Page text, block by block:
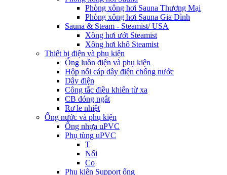
Phòng xông hơi Sauna Thương Mại
Phòng xông hơi Sauna Gia Đình
Sauna & Steam - Steamist/ USA
Xông hơi ướt Steamist
Xông hơi khô Steamist
Thiết bị điện và phụ kiện
Ống luồn điện và phụ kiện
Hộp nối cáp dây điện chống nước
Dây điện
Công tắc điều khiển từ xa
CB đóng ngắt
Rơ le nhiệt
Ống nước và phụ kiện
Ống nhựa uPVC
Phụ tùng uPVC
T
Nối
Co
Phụ kiện Support ống